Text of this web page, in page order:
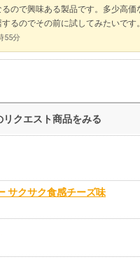
ので興味ある製品です。多少高
るのでその前に試してみたいです。
55分
クエスト商品をみる
サクサク食感チーズ味